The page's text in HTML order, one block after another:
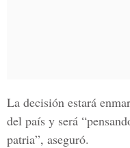
La decisión estará
del país y será
patria”, aseguró.